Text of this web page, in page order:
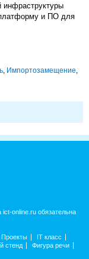
инфраструктуры
и ПО для
, Импорто­замещение,
online.ru обязательна
Проекты
IT класс
стенд
Фигура речи